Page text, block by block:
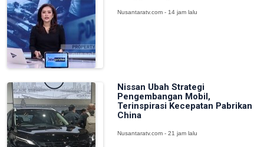
Nusantaratv.com - 14 jam lalu
Nissan Ubah Strategi
Pengembangan Mobil,
Terinspirasi Kecepatan Pabrikan
China
Nusantaratv.com - 21 jam lalu